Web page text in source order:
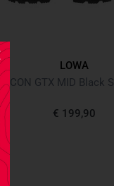
LOWA
ZICON GTX MID Black
€ 199,90